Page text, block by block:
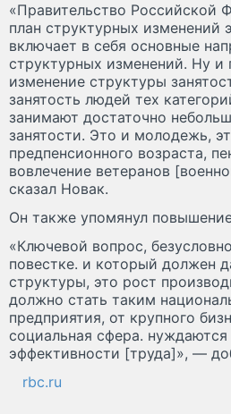
«Правительство Российской
план структурных изменений
включает в себя основные
структурных изменений. Ну и
изменение структуры
занятость людей тех
занимают достаточно
занятости. Это и молодежь,
предпенсионного возраста,
вовлечение ветеранов
сказал Новак.
Он также упомянул
«Ключевой вопрос,
повестке. и который должен
структуры, это рост
должно стать таким
предприятия, от крупного
социальная сфера.
эффективности [труда]», —
rbc.ru